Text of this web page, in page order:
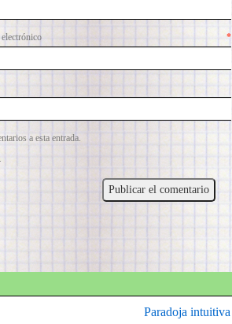
*
a esta entrada.
Paradoja intuitiva